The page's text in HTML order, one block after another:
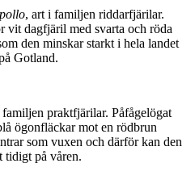
, art i familjen riddarfjärilar.
vit dagfjäril med svarta och röda
den minskar starkt i hela landet
Gotland.
praktfjärilar. Påfågelögat
ögonfläckar mot en rödbrun
som vuxen och därför kan den
tidigt på våren.